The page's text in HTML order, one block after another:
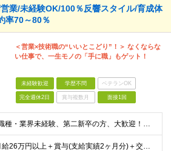
業/未経験OK/100％反響スタイル/育成体
率70～80％
＜営業×技術職の“いいとこどり”！＞ なくならな
い仕事で、一生モノの「手に職」もゲット！
未経験歓迎 学歴不問 ベテランOK
完全週休2日 賞与複数月 面接1回
【職種・業界未経験、第二新卒の方、大歓迎！】 ■未経験OK ■学歴不問 ■普通自動車免許をお持ちの方（AT限定可） ≪こんな方にピッタリです！≫ ・未経験から「手に職」をつけて将来の安心を手に入れた
■月給26万円以上＋賞与(支給実績2ヶ月分)＋交通費 ★6月からはチームインセンティブも新たに導入予定！ ※スキル・経験を考慮の上、決定いたします ※上記には見込み残業代2万円以上（24時間分）を含